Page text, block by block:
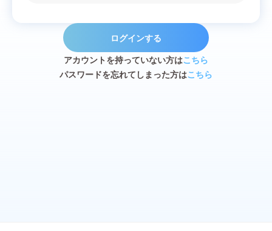
ログインする
アカウントを持っていない方はこちら
パスワードを忘れてしまった方はこちら